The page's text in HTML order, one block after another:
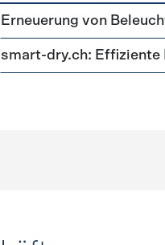
Förderprogramme Geräte,
Erneuerung von
smart-dry.ch: